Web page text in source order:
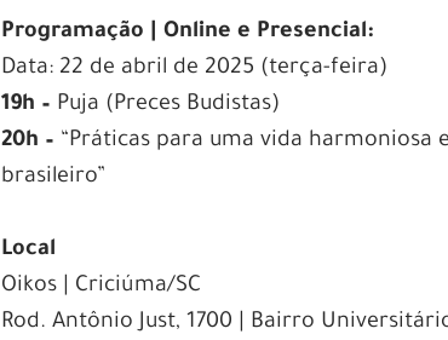
Programação | Online e Presencial:
Data: 22 de abril de 2025 (terça-feira)
19h – Puja (Preces Budistas)
20h – “Práticas para uma vida harmoniosa
brasileiro”
Local
Oikos | Criciúma/SC
Rod. Antônio Just, 1700 | Bairro